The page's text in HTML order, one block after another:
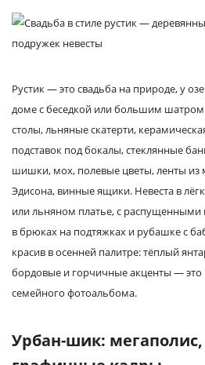
Рустик — это свадьба на природе, у
доме с беседкой или большим
столы, льняные скатерти,
подставок под бокалы, стеклянные
шишки, мох, полевые цветы, ленты
Эдисона, винные ящики. Невеста в
или льняном платье, с
в брюках на подтяжках и рубашке с
красив в осенней палитре: тёплый
бордовые и горчичные акценты — это
семейного фотоальбома.
Урбан-шик: